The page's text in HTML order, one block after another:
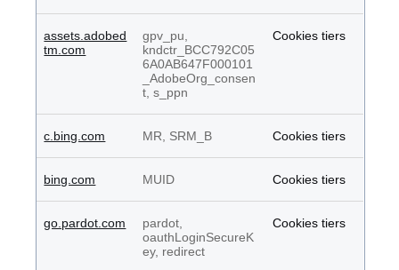
assets.adobed
tm.com
gpv_pu,
kndctr_BCC792C05
6A0AB647F000101
_AdobeOrg_consen
t, s_ppn
Cookies tiers
c.bing.com MR, SRM_B Cookies tiers
bing.com MUID Cookies tiers
go.pardot.com
pardot,
oauthLoginSecureK
ey, redirect
Cookies tiers